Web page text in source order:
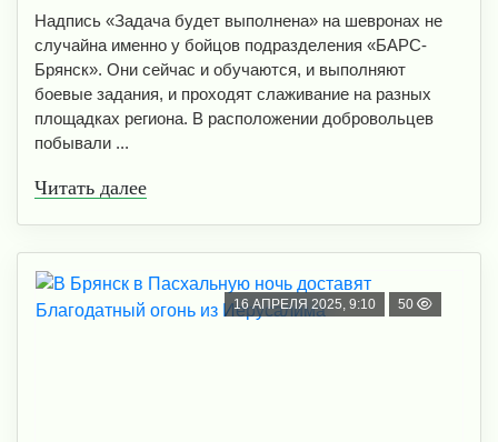
Надпись «Задача будет выполнена» на шевронах не
случайна именно у бойцов подразделения «БАРС-
Брянск». Они сейчас и обучаются, и выполняют
боевые задания, и проходят слаживание на разных
площадках региона. В расположении добровольцев
побывали ...
Читать далее
16 АПРЕЛЯ 2025, 9:10 50